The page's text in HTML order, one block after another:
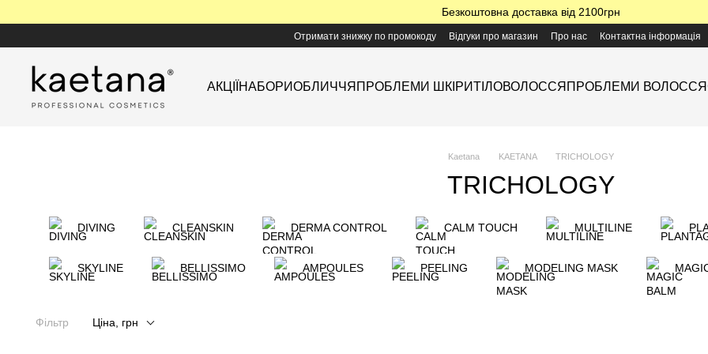
Безкоштовна доставка від 2100грн
Отримати знижку по промокоду Відгуки про магазин Про нас Контактна інформація
АКЦІЇ НАБОРИОБЛИЧЧЯ ПРОБЛЕМИ ШКІРИТІЛОВОЛОССЯ ПРОБЛЕМИ ВОЛОССЯ
Kaetana KAETANA TRICHOLOGY
TRICHOLOGY
DIVING CLEANSKIN DERMA CONTROL CALM TOUCH MULTILINE
SKYLINE BELLISSIMO AMPOULES PEELING MODELING MASK
Фільтр Ціна, грн